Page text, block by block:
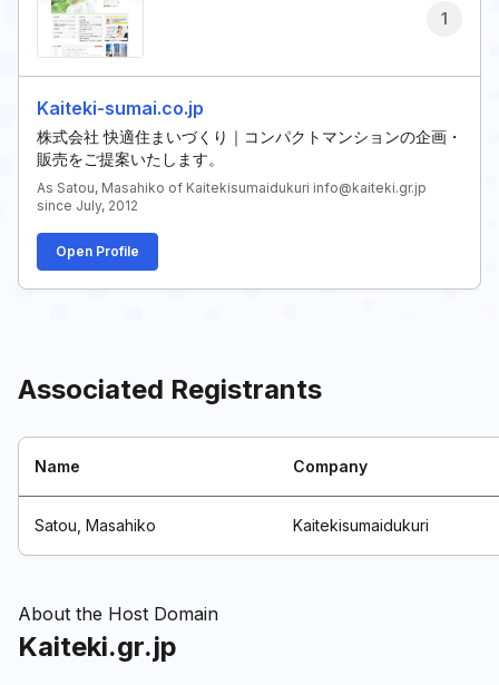
1
Kaiteki-sumai.co.jp
株式会社 快適住まいづくり｜コンパクトマンションの企画・
販売をご提案いたします。
As Satou, Masahiko of Kaitekisumaidukuri info@kaiteki.gr.jp
since July, 2012
Open Profile
Associated Registrants
Name Company
Satou, Masahiko Kaitekisumaidukuri
About the Host Domain
Kaiteki.gr.jp